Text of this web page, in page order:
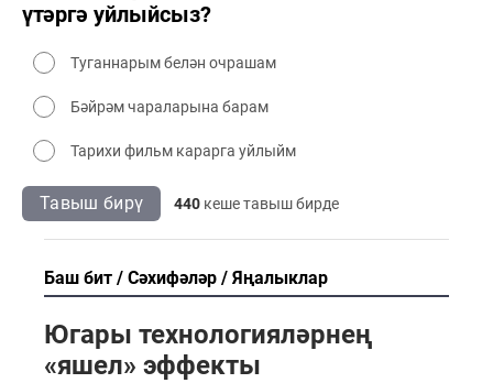
үтәргә уйлыйсыз?
Туганнарым белән очрашам
Бәйрәм чараларына барам
Тарихи фильм карарга уйлыйм
Тавыш бирү 440 кеше тавыш бирде
Баш бит Сәхифәләр Яңалыклар
Югары технологияләрнең
«яшел» эффекты